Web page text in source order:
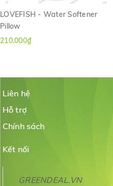
LOVEFISH - Water Softener
Pillow
210.000₫
Liên hệ
Hỗ trợ
Chính sách
Kết nối
GREENDEAL.VN